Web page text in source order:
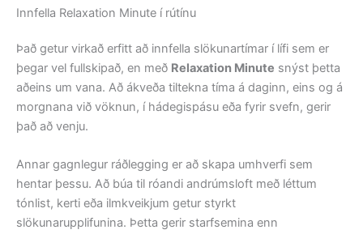
Innfella Relaxation Minute í rútínu
Það getur virkað erfitt að innfella slökunartímar í lífi sem er
þegar vel fullskipað, en með Relaxation Minute snýst þetta
aðeins um vana. Að ákveða tiltekna tíma á daginn, eins og á
morgnana við vöknun, í hádegispásu eða fyrir svefn, gerir
það að venju.
Annar gagnlegur ráðlegging er að skapa umhverfi sem
hentar þessu. Að búa til róandi andrúmsloft með léttum
tónlist, kerti eða ilmkveikjum getur styrkt
slökunarupplifunina. Þetta gerir starfsemina enn